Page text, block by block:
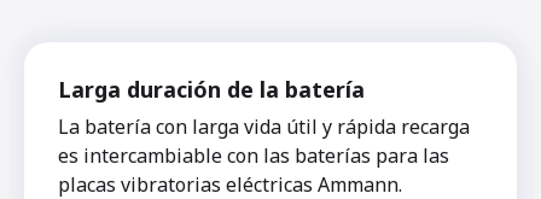
Larga duración de la batería
La batería con larga vida útil y rápida recarga
es intercambiable con las baterías para las
placas vibratorias eléctricas Ammann.